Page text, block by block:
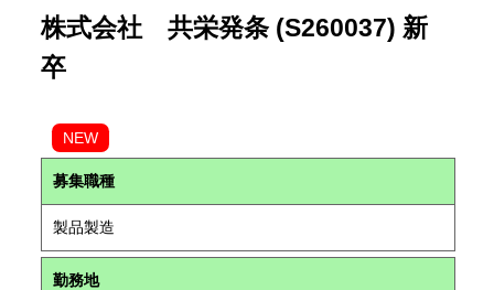
株式会社 共栄発条 (S260037) 新
卒
NEW
募集職種
製品製造
勤務地